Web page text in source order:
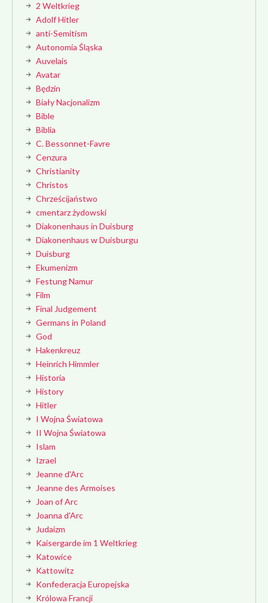
2 Weltkrieg
Adolf Hitler
anti-Semitism
Autonomia Śląska
Auvelais
Avatar
Będzin
Biały Nacjonalizm
Bible
Biblia
C. Bessonnet-Favre
Cenzura
Christianity
Christos
Chrześcijaństwo
cmentarz żydowski
Diakonenhaus in Duisburg
Diakonenhaus w Duisburgu
Duisburg
Ekumenizm
Festung Namur
Film
Final Judgement
Germans in Poland
God
Hakenkreuz
Heinrich Himmler
Historia
History
Hitler
I Wojna Światowa
II Wojna Światowa
Islam
Izrael
Jeanne d'Arc
Jeanne des Armoises
Joan of Arc
Joanna d'Arc
Judaizm
Kaisergarde im 1 Weltkrieg
Katowice
Kattowitz
Konfederacja Europejska
Królowa Francji